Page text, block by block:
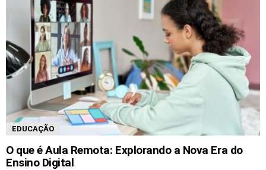
EDUCAÇÃO
O que é Aula Remota: Explorando a Nova Era do
Ensino Digital